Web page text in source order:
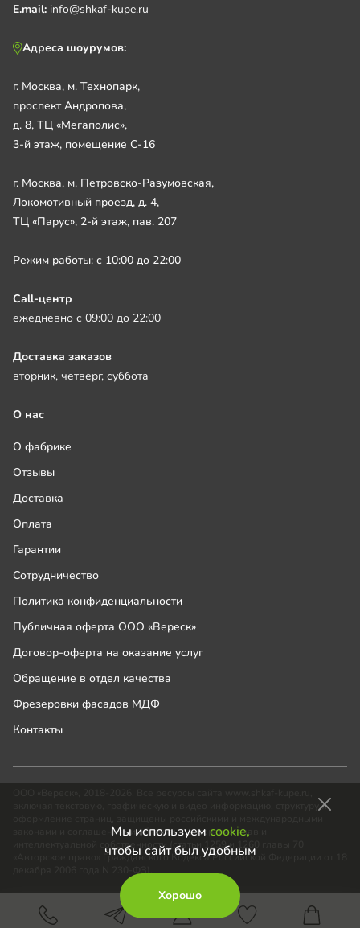
Мы используем cookie,
чтобы сайт был удобным
Хорошо
E.mail: info@shkaf-kupe.ru
Адреса шоурумов:
г. Москва, м. Технопарк,
проспект Андропова,
д. 8, ТЦ «Мегаполис»,
3-й этаж, помещение С-16
г. Москва, м. Петровско-Разумовская,
Локомотивный проезд, д. 4,
ТЦ «Парус», 2-й этаж, пав. 207
Режим работы: с 10:00 до 22:00
Call-центр
ежедневно с 09:00 до 22:00
Доставка заказов
вторник, четверг, суббота
О нас
О фабрике
Отзывы
Доставка
Оплата
Гарантии
Сотрудничество
Политика конфиденциальности
Публичная оферта ООО «Вереск»
Договор-оферта на оказание услуг
Обращение в отдел качества
Фрезеровки фасадов МДФ
Контакты
включая текстовую, графическую и видео информацию, структуру и
законами и соглашениями об охране авторских прав и
интеллектуальной собственности (статьи 1259 и 1260 главы 70
«Авторское право» Гражданского Кодекса Российской Федерации от 18